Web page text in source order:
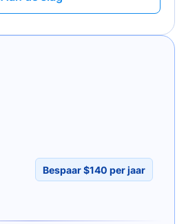
Bespaar $140 per jaar